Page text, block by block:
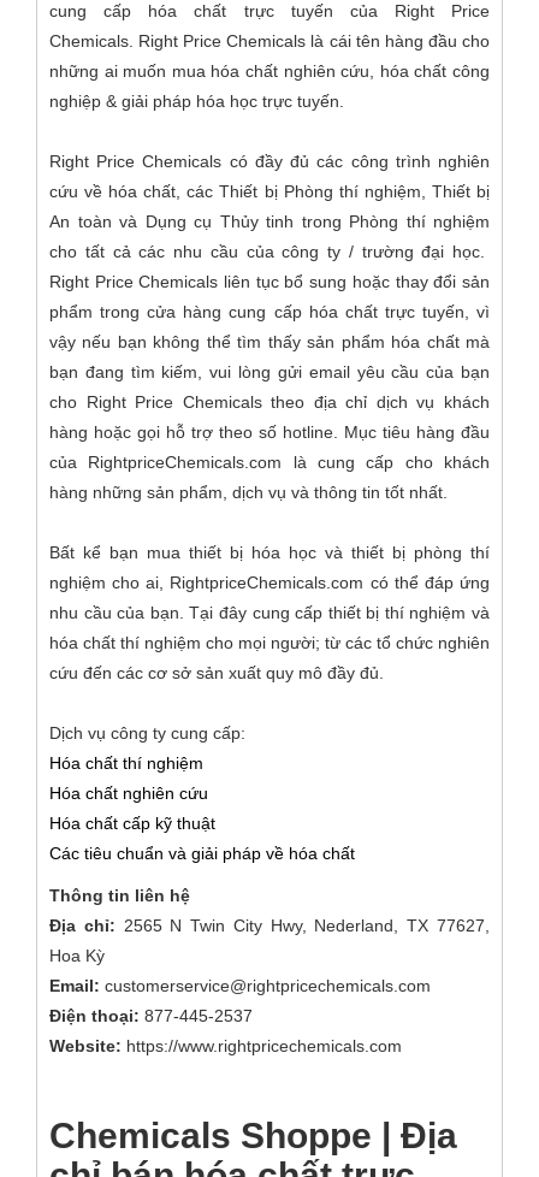
cung cấp hóa chất trực tuyến của Right Price
Chemicals. Right Price Chemicals là cái tên hàng đầu cho
những ai muốn mua hóa chất nghiên cứu, hóa chất công
nghiệp & giải pháp hóa học trực tuyến.
Right Price Chemicals có đầy đủ các công trình nghiên
cứu về hóa chất, các Thiết bị Phòng thí nghiệm, Thiết bị
An toàn và Dụng cụ Thủy tinh trong Phòng thí nghiệm
cho tất cả các nhu cầu của công ty / trường đại học.
Right Price Chemicals liên tục bổ sung hoặc thay đổi sản
phẩm trong cửa hàng cung cấp hóa chất trực tuyến, vì
vậy nếu bạn không thể tìm thấy sản phẩm hóa chất mà
bạn đang tìm kiếm, vui lòng gửi email yêu cầu của bạn
cho Right Price Chemicals theo địa chỉ dịch vụ khách
hàng hoặc gọi hỗ trợ theo số hotline. Mục tiêu hàng đầu
của RightpriceChemicals.com là cung cấp cho khách
hàng những sản phẩm, dịch vụ và thông tin tốt nhất.
Bất kể bạn mua thiết bị hóa học và thiết bị phòng thí
nghiệm cho ai, RightpriceChemicals.com có ​​thể đáp ứng
nhu cầu của bạn. Tại đây cung cấp thiết bị thí nghiệm và
hóa chất thí nghiệm cho mọi người; từ các tổ chức nghiên
cứu đến các cơ sở sản xuất quy mô đầy đủ.
Dịch vụ công ty cung cấp:
Hóa chất thí nghiệm
Hóa chất nghiên cứu
Hóa chất cấp kỹ thuật
Các tiêu chuẩn và giải pháp về hóa chất
Thông tin liên hệ
Địa chỉ: 2565 N Twin City Hwy, Nederland, TX 77627,
Hoa Kỳ
Email: customerservice@rightpricechemicals.com
Điện thoại: 877-445-2537
Website: https://www.rightpricechemicals.com
Chemicals Shoppe | Địa